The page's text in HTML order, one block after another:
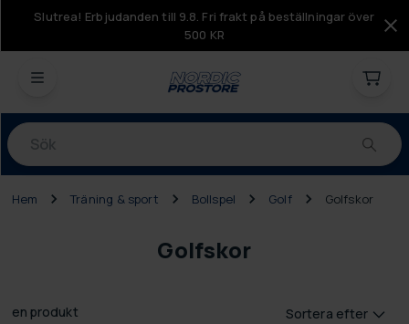
Slutrea! Erbjudanden till 9.8. Fri frakt på beställningar över
500 KR
Produkter
Hem Träning & sport Bollspel Golf Golfskor
Golfskor
en produkt Sortera efter